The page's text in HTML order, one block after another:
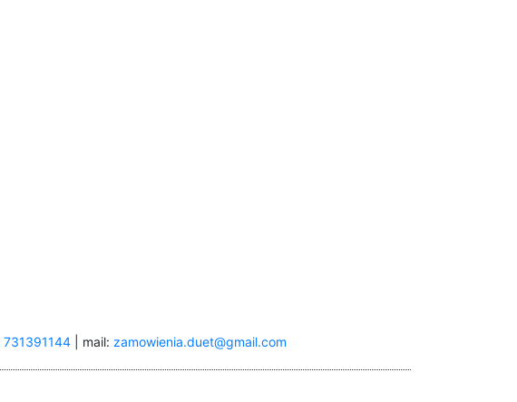
731391144 | mail: zamowienia.duet@gmail.com